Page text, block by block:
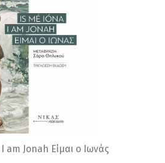
am Jonah Είμαι ο Ιωνάς